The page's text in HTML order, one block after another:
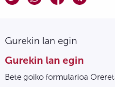
Gurekin lan egin
Gurekin lan egin
Bete goiko formularioa